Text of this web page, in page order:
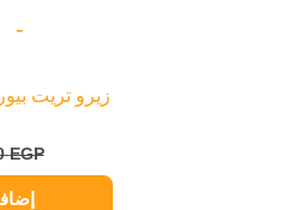
-
زيرو تريت بيورية
EGP